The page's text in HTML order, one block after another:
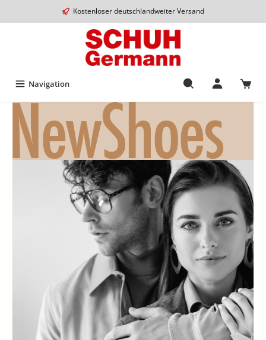
Kostenloser deutschlandweiter Versand
Navigation